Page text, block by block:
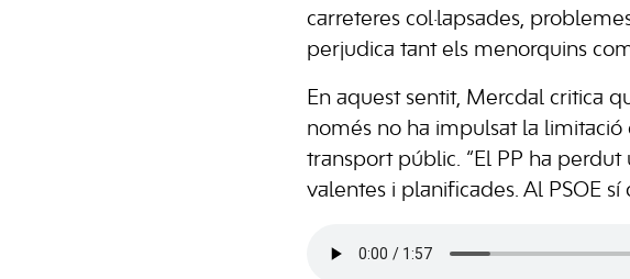
carreteres col·lapsades,
perjudica tant els menorquins
En aquest sentit, Mercdal critica
només no ha impulsat la
transport públic. “El PP ha
valentes i planificades. Al PSOE